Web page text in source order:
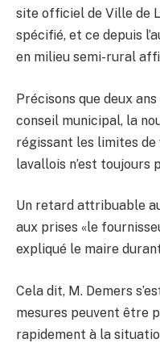
site officiel de Ville de
spécifié, et ce depuis
en milieu semi-rural
Précisons que deux
conseil municipal, la
régissant les limites
lavallois n’est toujours
Un retard attribuable
aux prises «le
expliqué le maire
Cela dit, M. Demers
mesures peuvent être
rapidement à la